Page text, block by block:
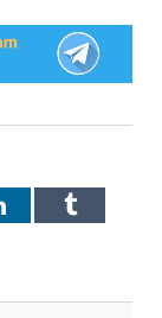
LinkedInTumblr